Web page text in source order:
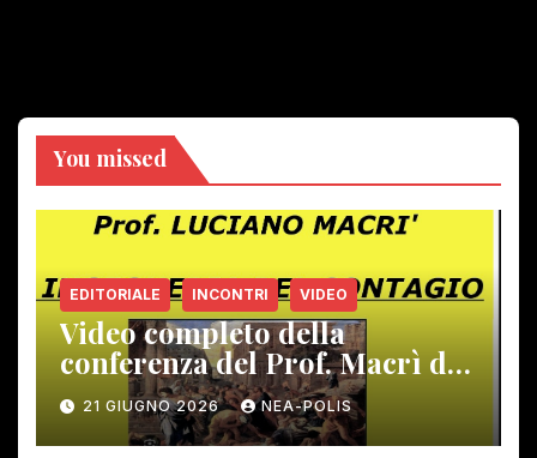
You missed
EDITORIALE INCONTRI VIDEO
Video completo della
conferenza del Prof. Macrì del
12 giugno scorso
21 GIUGNO 2026 NEA-POLIS